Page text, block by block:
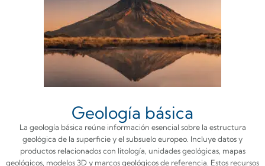
Geología básica
La geología básica reúne información esencial sobre la estructura
geológica de la superficie y el subsuelo europeo. Incluye datos y
productos relacionados con litología, unidades geológicas, mapas
geológicos, modelos 3D y marcos geológicos de referencia. Estos recursos